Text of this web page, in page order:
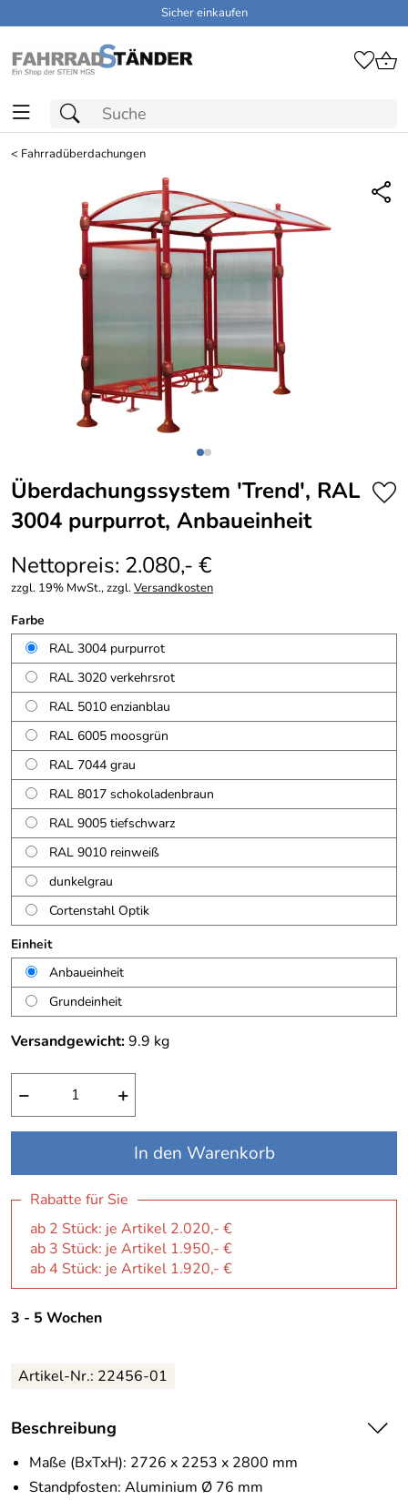
Sicher einkaufen
< Fahrradüberdachungen
Überdachungssystem 'Trend', RAL
3004 purpurrot, Anbaueinheit
Nettopreis: 2.080,- €
zzgl. 19% MwSt., zzgl.Versandkosten
Farbe
RAL 3004 purpurrot
RAL 3020 verkehrsrot
RAL 5010 enzianblau
RAL 6005 moosgrün
RAL 7044 grau
RAL 8017 schokoladenbraun
RAL 9005 tiefschwarz
RAL 9010 reinweiß
dunkelgrau
Cortenstahl Optik
Einheit
Anbaueinheit
Grundeinheit
Versandgewicht:9.9 kg
− +
In den Warenkorb
Rabatte für Sie
ab 2 Stück: je Artikel 2.020,- €
ab 3 Stück: je Artikel 1.950,- €
ab 4 Stück: je Artikel 1.920,- €
3 - 5 Wochen
Artikel-Nr.: 22456-01
Beschreibung
Maße (BxTxH): 2726 x 2253 x 2800 mm
Standpfosten: Aluminium Ø 76 mm